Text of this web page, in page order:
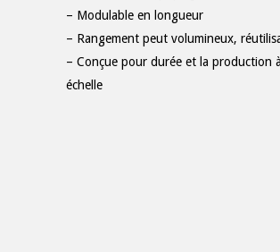
– Modulable en longueur
– Rangement peut volumineux,
– Conçue pour durée et la production
échelle